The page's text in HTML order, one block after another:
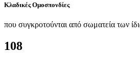
Κλαδικές Ομοσπονδίες
που συγκροτούνται από σωματεία των
108